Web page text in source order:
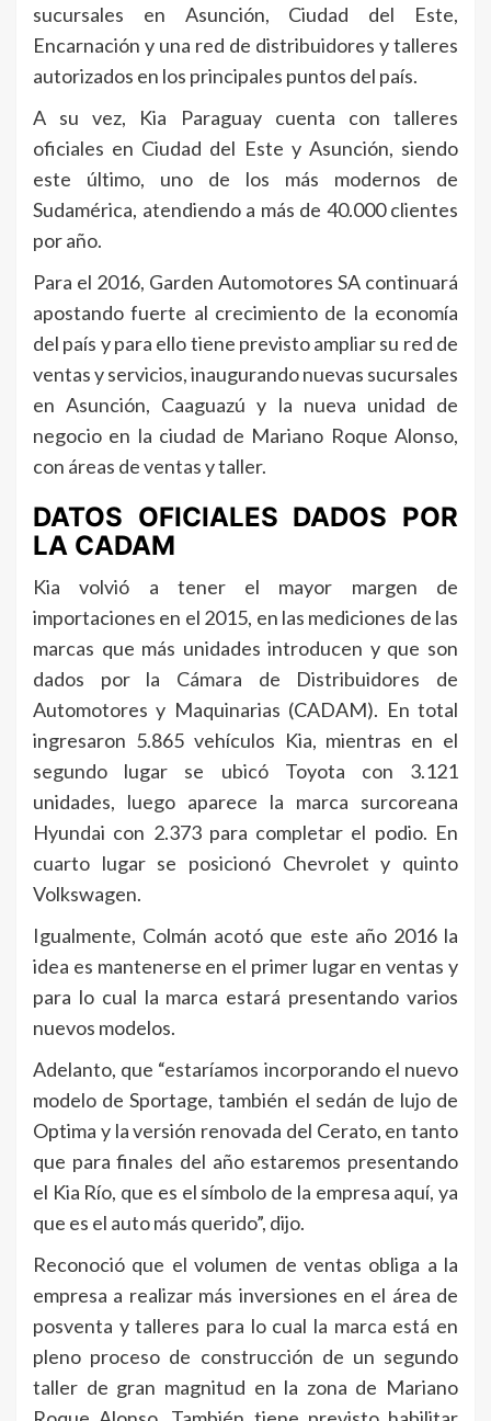
sucursales en Asunción, Ciudad del Este,
Encarnación y una red de distribuidores y talleres
autorizados en los principales puntos del país.
A su vez, Kia Paraguay cuenta con talleres
oficiales en Ciudad del Este y Asunción, siendo
este último, uno de los más modernos de
Sudamérica, atendiendo a más de 40.000 clientes
por año.
Para el 2016, Garden Automotores SA continuará
apostando fuerte al crecimiento de la economía
del país y para ello tiene previsto ampliar su red de
ventas y servicios, inaugurando nuevas sucursales
en Asunción, Caaguazú y la nueva unidad de
negocio en la ciudad de Mariano Roque Alonso,
con áreas de ventas y taller.
DATOS OFICIALES DADOS POR
LA CADAM
Kia volvió a tener el mayor margen de
importaciones en el 2015, en las mediciones de las
marcas que más unidades introducen y que son
dados por la Cámara de Distribuidores de
Automotores y Maquinarias (CADAM). En total
ingresaron 5.865 vehículos Kia, mientras en el
segundo lugar se ubicó Toyota con 3.121
unidades, luego aparece la marca surcoreana
Hyundai con 2.373 para completar el podio. En
cuarto lugar se posicionó Chevrolet y quinto
Volkswagen.
Igualmente, Colmán acotó que este año 2016 la
idea es mantenerse en el primer lugar en ventas y
para lo cual la marca estará presentando varios
nuevos modelos.
Adelanto, que “estaríamos incorporando el nuevo
modelo de Sportage, también el sedán de lujo de
Optima y la versión renovada del Cerato, en tanto
que para finales del año estaremos presentando
el Kia Río, que es el símbolo de la empresa aquí, ya
que es el auto más querido”, dijo.
Reconoció que el volumen de ventas obliga a la
empresa a realizar más inversiones en el área de
posventa y talleres para lo cual la marca está en
pleno proceso de construcción de un segundo
taller de gran magnitud en la zona de Mariano